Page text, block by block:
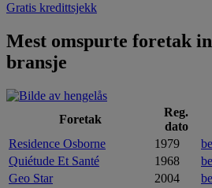
Gratis kredittsjekk
Mest omspurte foretak
bransje
Foretak
Reg.
dato
Residence Osborne
1979
be
Quiétude Et Santé
1968
be
Geo Star
2004
be